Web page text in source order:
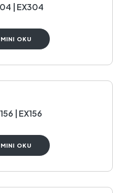
| EX304
OKU
| EX156
OKU